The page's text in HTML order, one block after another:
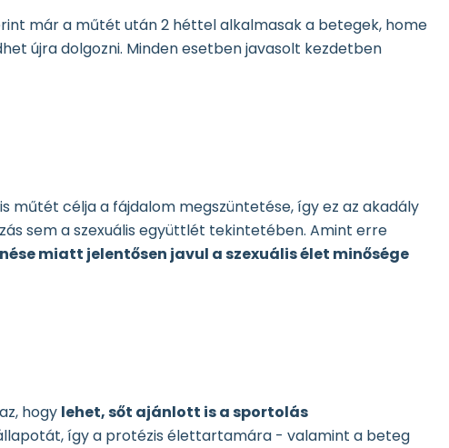
már a műtét után 2 héttel alkalmasak a betegek, home
újra dolgozni. Minden esetben javasolt kezdetben
műtét célja a fájdalom megszüntetése, így ez az akadály
sem a szexuális együttlét tekintetében. Amint erre
miatt jelentősen javul a szexuális élet minősége
hogy lehet, sőt ajánlott is a sportolás
így a protézis élettartamára - valamint a beteg